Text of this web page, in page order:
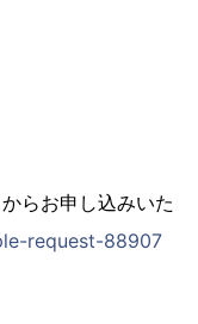
らお申し込みいた
request-88907